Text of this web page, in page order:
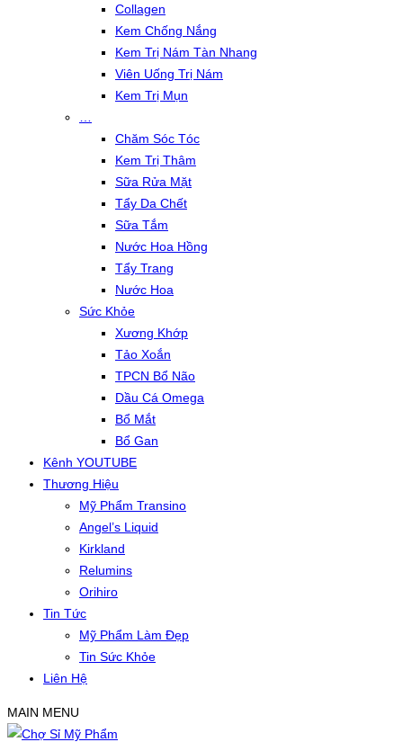
Collagen
Kem Chống Nắng
Kem Trị Nám Tàn Nhang
Viên Uống Trị Nám
Kem Trị Mụn
Chăm Sóc Tóc
Kem Trị Thâm
Sữa Rửa Mặt
Tẩy Da Chết
Sữa Tắm
Nước Hoa Hồng
Tẩy Trang
Nước Hoa
Sức Khỏe
Xương Khớp
Tảo Xoắn
TPCN Bổ Não
Dầu Cá Omega
Bổ Mắt
Bổ Gan
Kênh YOUTUBE
Thương Hiệu
Mỹ Phẩm Transino
Angel’s Liquid
Kirkland
Relumins
Orihiro
Tin Tức
Mỹ Phẩm Làm Đẹp
Tin Sức Khỏe
Liên Hệ
MAIN MENU